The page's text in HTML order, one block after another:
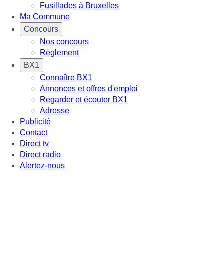
Fusillades à Bruxelles
Ma Commune
Concours
Nos concours
Règlement
BX1
Connaître BX1
Annonces et offres d'emploi
Regarder et écouter BX1
Adresse
Publicité
Contact
Direct tv
Direct radio
Alertez-nous